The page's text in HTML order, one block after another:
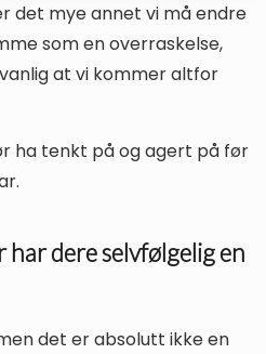
det mye annet vi må endre
som en overraskelse,
at vi kommer altfor
ha tenkt på og agert på før
har dere selvfølgelig en
det er absolutt ikke en